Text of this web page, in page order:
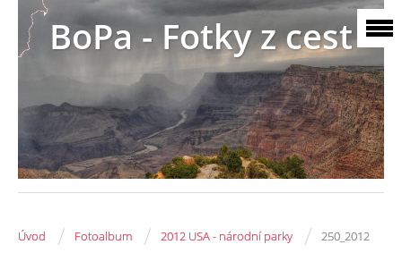
BoPa - Fotky z cest
Úvod / Fotoalbum / 2012 USA - národní parky / 250_2012